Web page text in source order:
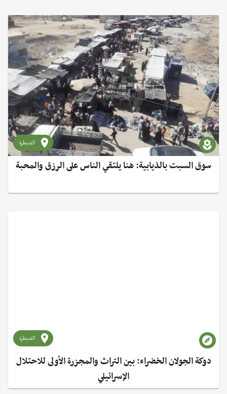
القنيطرة
سوق السبت بالذيابية: هنا يلتقي الناس على الرزق والمحبة
القنيطرة
دوكة الجولان الخضراء: بين التراث والمجزرة الأولى للاحتلال
الإسرائيلي